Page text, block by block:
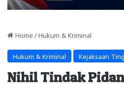
Home / Hukum & Kriminal
Hukum & Kriminal Kejaksaan
Nihil Tindak